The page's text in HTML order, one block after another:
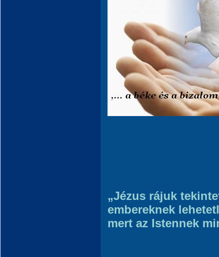
„Jézus rájuk
embereknek
mert az Istennek